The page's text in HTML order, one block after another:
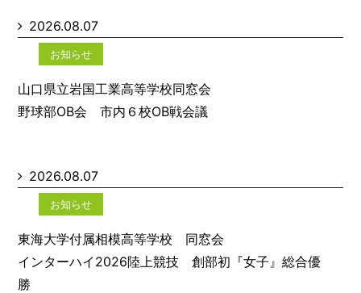
2026.08.07
お知らせ
山口県立岩国工業高等学校同窓会
野球部OB会 市内６校OB戦会議
2026.08.07
お知らせ
東海大学付属相模高等学校 同窓会
インターハイ2026陸上競技 創部初『女子』総合優
勝